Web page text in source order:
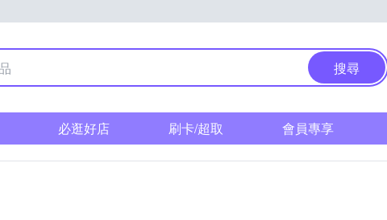
搜尋
必逛好店 刷卡/超取 會員專享